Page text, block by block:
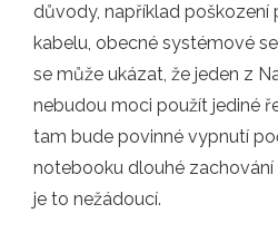
důvody, například poškození
kabelu, obecné systémové
se může ukázat, že jeden z
nebudou moci použít jediné
tam bude povinné vypnutí
notebooku dlouhé zachování
je to nežádoucí.